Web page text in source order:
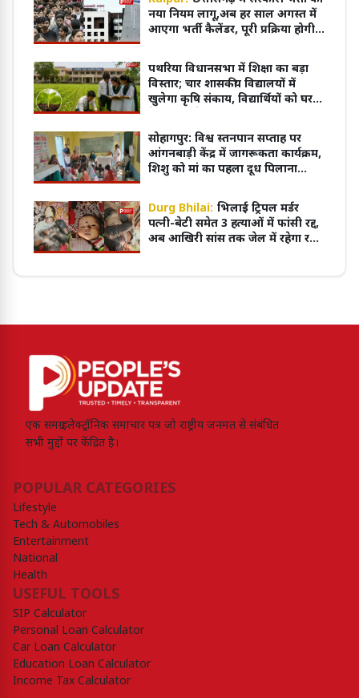
नया नियम लागू,अब हर साल अगस्त में
आएगा भर्ती कैलेंडर, पूरी प्रक्रिया होगी
पथरिया विधानसभा में शिक्षा का बड़ा
विस्तार; चार शासकीय विद्यालयों में
खुलेगा कृषि संकाय, विद्यार्थियों को घर
सोहागपुर: विश्व स्तनपान सप्ताह पर
आंगनबाड़ी केंद्र में जागरूकता कार्यक्रम,
शिशु को मां का पहला दूध पिलाना
Durg Bhilai: भिलाई ट्रिपल मर्डर
पत्नी-बेटी समेत 3 हत्याओं में फांसी रद्द,
अब आखिरी सांस तक जेल में रहेगा रवि
एक समग्र इलेक्ट्रॉनिक समाचार पत्र जो राष्ट्रीय जनमत से संबंधित
सभी मुद्दों पर केंद्रित है।
POPULAR CATEGORIES
Lifestyle
Tech & Automobiles
Entertainment
National
Health
USEFUL TOOLS
SIP Calculator
Personal Loan Calculator
Car Loan Calculator
Education Loan Calculator
Income Tax Calculator